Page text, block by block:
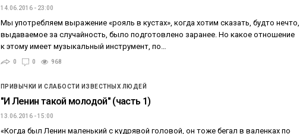
14.06.2016 - 23:00
Мы употребляем выражение «рояль в кустах», когда хотим сказать, будто нечто,
выдаваемое за случайность, было подготовлено заранее. Но какое отношение
к этому имеет музыкальный инструмент, по…
0 0 968
ПРИВЫЧКИ И СЛАБОСТИ ИЗВЕСТНЫХ ЛЮДЕЙ
"И Ленин такой молодой" (часть 1)
13.06.2016 - 15:00
«Когда был Ленин маленький с кудрявой головой, он тоже бегал в валенках по